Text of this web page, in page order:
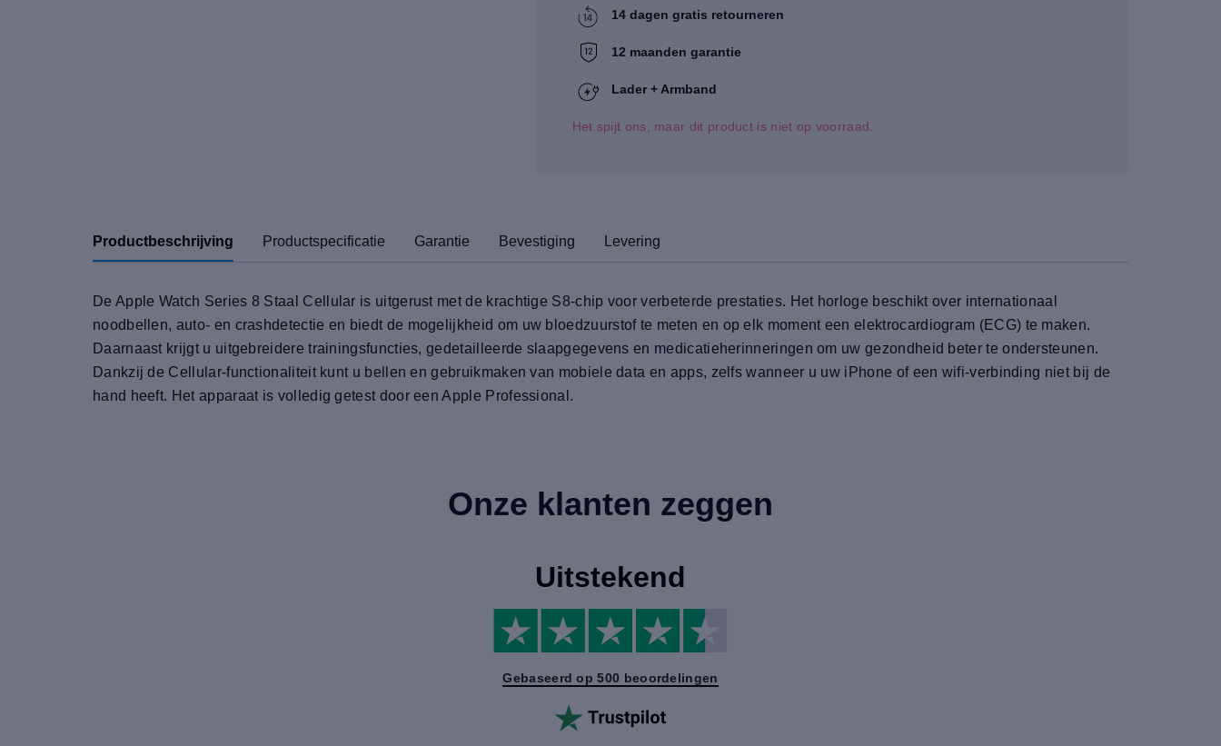
14 dagen gratis retourneren
12 maanden garantie
Lader + Armband
Het spijt ons, maar dit product is niet op voorraad.
Productbeschrijving Productspecificatie Garantie Bevestiging Levering
De Apple Watch Series 8 Staal Cellular is uitgerust met de krachtige S8-chip voor verbeterde prestaties. Het horloge beschikt over internationaal
noodbellen, auto- en crashdetectie en biedt de mogelijkheid om uw bloedzuurstof te meten en op elk moment een elektrocardiogram (ECG) te maken.
Daarnaast krijgt u uitgebreidere trainingsfuncties, gedetailleerde slaapgegevens en medicatieherinneringen om uw gezondheid beter te ondersteunen.
Dankzij de Cellular-functionaliteit kunt u bellen en gebruikmaken van mobiele data en apps, zelfs wanneer u uw iPhone of een wifi-verbinding niet bij de
hand heeft. Het apparaat is volledig getest door een Apple Professional.
Onze klanten zeggen
Uitstekend
Gebaseerd op 500 beoordelingen